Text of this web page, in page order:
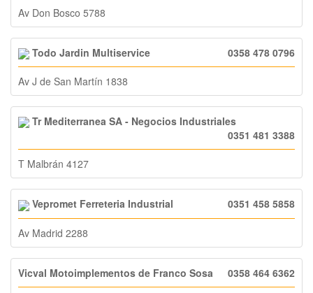
Av Don Bosco 5788
Todo Jardin Multiservice 0358 478 0796
Av J de San Martín 1838
Tr Mediterranea SA - Negocios Industriales
0351 481 3388
T Malbrán 4127
Vepromet Ferreteria Industrial 0351 458 5858
Av Madrid 2288
Vicval Motoimplementos de Franco Sosa 0358 464 6362